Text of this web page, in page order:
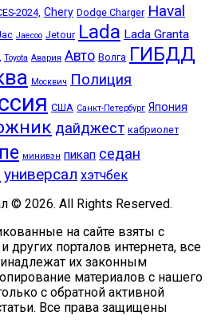
2024, Chery Dodge Charger Haval
Jaecoo Jetour Lada Lada Granta
Toyota Авария Авто Волга ГИБДД
Москвич Полиция
США Санкт-Петербург Япония
дайджест кабриолет
минивэн пикап седан
универсал хэтчбек
© 2026. All Rights Reserved.
на сайте взяты с
других порталов интернета, все
их законным
материалов с нашего
с обратной активной
Все права защищены